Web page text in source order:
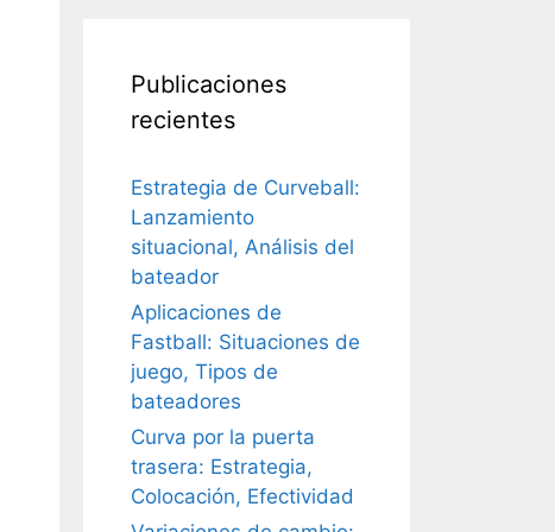
Publicaciones
recientes
Estrategia de Curveball:
Lanzamiento
situacional, Análisis del
bateador
Aplicaciones de
Fastball: Situaciones de
juego, Tipos de
bateadores
Curva por la puerta
trasera: Estrategia,
Colocación, Efectividad